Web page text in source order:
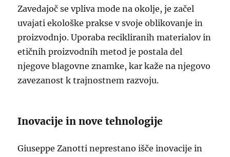
Zavedajoč se vpliva mode na okolje, je začel
uvajati ekološke prakse v svoje oblikovanje in
proizvodnjo. Uporaba recikliranih materialov in
etičnih proizvodnih metod je postala del
njegove blagovne znamke, kar kaže na njegovo
zavezanost k trajnostnem razvoju.
Inovacije in nove tehnologije
Giuseppe Zanotti neprestano išče inovacije in